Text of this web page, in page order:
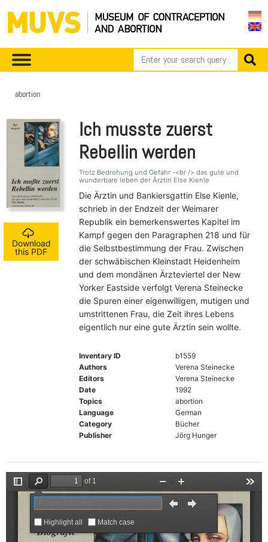
abortion
Download
this PDF
Ich musste zuerst
Rebellin werden
Trotz Bedrohung und Gefahr -<br /> das gute und
wunderbare leben der Ärztin Else Kienle
Die Ärztin und Bankiersgattin Else Kienle,
schrieb in der Endzeit der Weimarer
Republik ein bemerkenswertes Kapitel im
Kampf gegen den Paragraphen 218 und für
die Selbstbestimmung der Frau. Zwischen
der schwäbischen Kleinstadt Heidenheim
und dem mondänen Ärzteviertel der New
Yorker Eastside verfolgt Verena Steinecke
die Spuren einer eigenwilligen, mutigen und
umstrittenen Frau, die Zeit ihres Lebens
eigentlich nur eine gute Ärztin sein wollte.
Inventary ID
b1559
Authors
Verena Steinecke
Editors
Verena Steinecke
Date
1992
Topics
abortion
Language
German
Category
Bücher
Publisher
Jörg Hunger